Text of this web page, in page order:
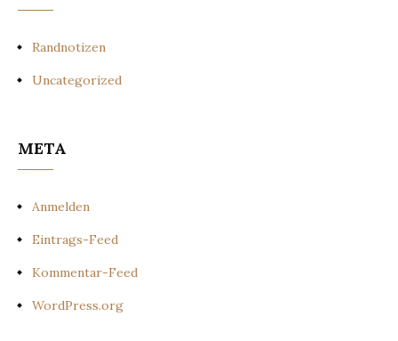
Randnotizen
Uncategorized
META
Anmelden
Eintrags-Feed
Kommentar-Feed
WordPress.org